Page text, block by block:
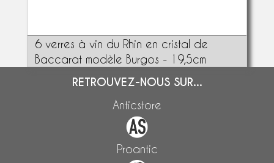
6 verres à vin du Rhin en cristal de
Baccarat modèle Burgos - 19,5cm
RETROUVEZ-NOUS SUR...
Anticstore
Proantic